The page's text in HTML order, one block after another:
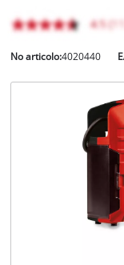
No articolo:4020440